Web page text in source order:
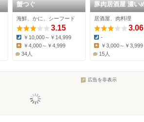
蟹つぐ
海鮮、かに、シーフード
3.15
Dinner:
￥10,000～￥14,999
Lunch:
￥4,000～￥4,999
34人
豚肉居酒屋 濃い
岡大名本店
居酒屋、肉料理
3.06
Dinner:
-
Lunch:
￥3,000～￥3,999
15人
広告を非表示